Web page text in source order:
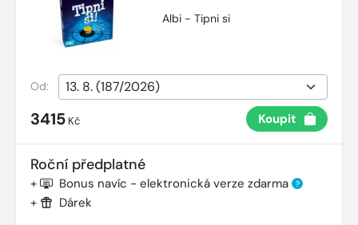
Albi - Tipni si
Od:
3415 Kč Koupit
Roční předplatné
+ Bonus navíc - elektronická verze zdarma ?
+ Dárek